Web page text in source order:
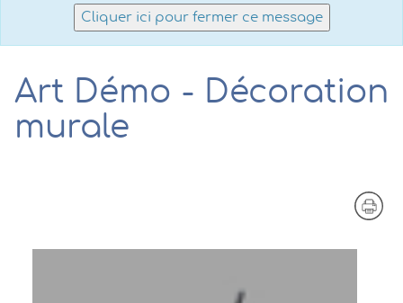
Cliquer ici pour fermer ce message
Art Démo - Décoration
murale